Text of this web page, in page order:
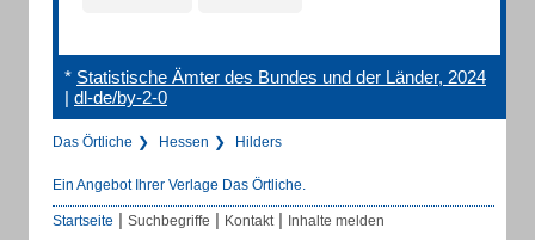
* Statistische Ämter des Bundes und der Länder, 2024
| dl-de/by-2-0
Das Örtliche Hessen Hilders
Ein Angebot Ihrer Verlage Das Örtliche.
Startseite | Suchbegriffe | Kontakt | Inhalte melden